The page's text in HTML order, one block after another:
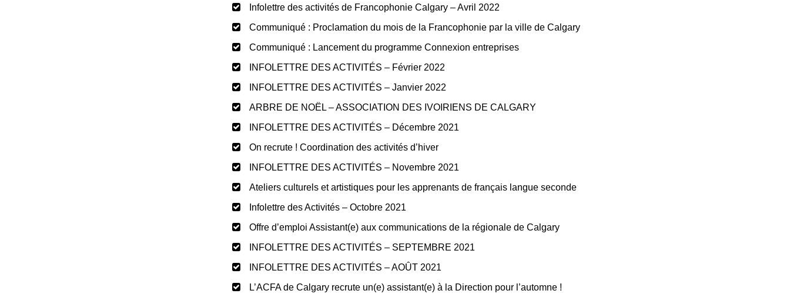
Infolettre des activités de Francophonie Calgary – Avril 2022
Communiqué : Proclamation du mois de la Francophonie par la ville de Calgary
Communiqué : Lancement du programme Connexion entreprises
INFOLETTRE DES ACTIVITÉS – Février 2022
INFOLETTRE DES ACTIVITÉS – Janvier 2022
ARBRE DE NOËL – ASSOCIATION DES IVOIRIENS DE CALGARY
INFOLETTRE DES ACTIVITÉS – Décembre 2021
On recrute ! Coordination des activités d’hiver
INFOLETTRE DES ACTIVITÉS – Novembre 2021
Ateliers culturels et artistiques pour les apprenants de français langue seconde
Infolettre des Activités – Octobre 2021
Offre d’emploi Assistant(e) aux communications de la régionale de Calgary
INFOLETTRE DES ACTIVITÉS – SEPTEMBRE 2021
INFOLETTRE DES ACTIVITÉS – AOÛT 2021
L’ACFA de Calgary recrute un(e) assistant(e) à la Direction pour l’automne !